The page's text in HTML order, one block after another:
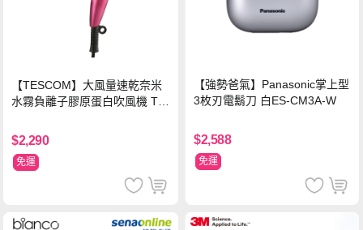
【TESCOM】大風量速乾奈米
水霧負離子膠原蛋白吹風機 TC
W
$2,290
免運
【強勢爸氣】Panasonic掌上型
3枚刃電鬍刀 白ES-CM3A-W
$2,588
免運